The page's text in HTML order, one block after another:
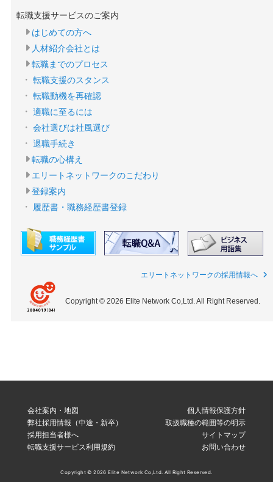
転職支援サービスのご案内
はじめての方へ
人材紹介会社とは
転職までのプロセス
転職支援のスタンス
転職動機を再確認
適職に至るには
会社選びは社風選び
退職手続き
転職の心構え
エリートネットワークのこだわり
登録案内
履歴書・職務経歴書登録
エリートネットワークの採用情報へ
Copyright © 2026 Elite Network Co,Ltd. All Right Reserved.
会社案内・地図
弊社採用情報（中途・新卒）
採用担当者様へ
転職支援サービス利用規約
個人情報保護方針
取扱職種の範囲等の明示
サイトマップ
お問い合わせ
Copyright © 2026 Elite Network Co,Ltd. All Right Reserved.